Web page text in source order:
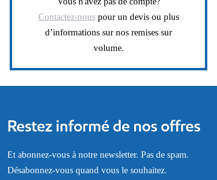
Contactez-nouspour un devis ou plus
d’informations sur nos remises sur
volume.
Restez informé de nos offres
Et abonnez-vous à notre newsletter. Pas de spam.
Désabonnez-vous quand vous le souhaitez.